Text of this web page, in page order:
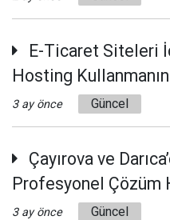
E-Ticaret Siteleri
Hosting
3 ay önce Güncel
Çayırova ve
Profesyonel Çözüm
3 ay önce Güncel